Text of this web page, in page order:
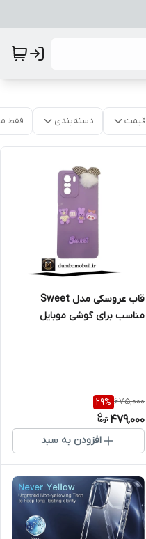
قیمت دسته‌بندی فقط
قاب عروسکی مدل Sweet
مناسب برای گوشی موبایل
675,000
29%
479,000
افزودن به سبد